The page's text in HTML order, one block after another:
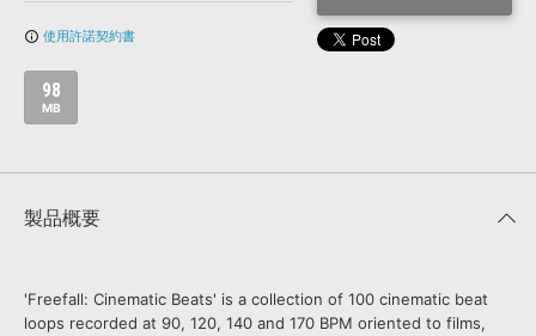
APS
info_outline 使用許諾契約書
98
MB
製品概要
'Freefall: Cinematic Beats' is a collection of 100 cinematic beat
loops recorded at 90, 120, 140 and 170 BPM oriented to films,